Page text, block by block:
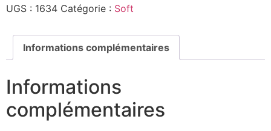
UGS : 1634 Catégorie : Soft
Informations complémentaires
Informations
complémentaires